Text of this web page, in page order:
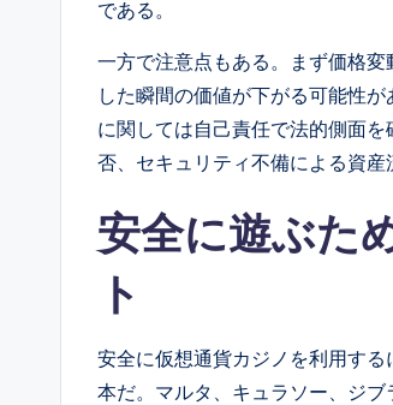
である。
一方で注意点もある。まず価格
した瞬間の価値が下がる可能性
に関しては自己責任で法的側面
否、セキュリティ不備による資産
安全に遊ぶた
ト
安全に仮想通貨カジノを利用す
本だ。マルタ、キュラソー、ジ